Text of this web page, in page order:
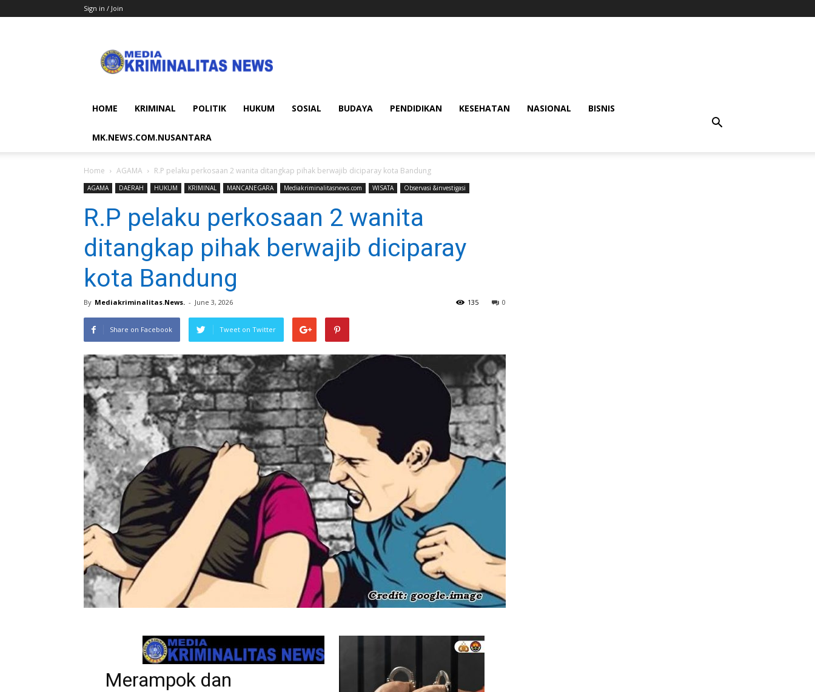
Sign in / Join
KRIMINALITAS
NEWS
HOME KRIMINAL POLITIK HUKUM SOSIAL BUDAYA PENDIDIKAN KESEHATAN NASIONAL BISNIS
MK.NEWS.COM.NUSANTARA
Home AGAMA R.P pelaku perkosaan 2 wanita ditangkap pihak berwajib diciparay kota Bandung
AGAMA DAERAH HUKUM KRIMINAL MANCANEGARA Mediakriminalitasnews.com WISATA Observasi &investigasi
R.P pelaku perkosaan 2 wanita
ditangkap pihak berwajib diciparay
kota Bandung
By Mediakriminalitas.News. - June 3, 2026 0
135
Share on Facebook Tweet on Twitter
Merampok dan